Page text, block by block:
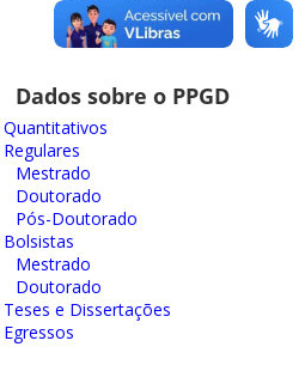
Dados sobre o PPGD
Quantitativos
Regulares
Mestrado
Doutorado
Pós-Doutorado
Bolsistas
Mestrado
Doutorado
Teses e Dissertações
Egressos